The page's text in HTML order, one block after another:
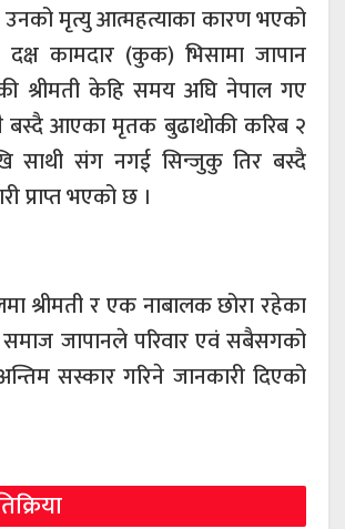
उनको मृत्यु आत्महत्याका कारण भएको
कामदार (कुक) भिसामा जापान
श्रीमती केहि समय अघि नेपाल गए
बस्दै आएका मृतक बुढाथोकी करिब २
साथी संग नगई सिन्जुकु तिर बस्दै
प्राप्त भएको छ ।
श्रीमती र एक नाबालक छोरा रहेका
जापानले परिवार एवं सबैसगको
सस्कार गरिने जानकारी दिएको